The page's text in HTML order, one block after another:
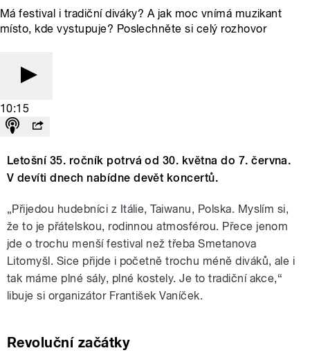
Má festival i tradiční diváky? A jak moc vnímá muzikant
místo, kde vystupuje? Poslechněte si celý rozhovor
10:15
Letošní 35. ročník potrvá od 30. května do 7. června.
V devíti dnech nabídne devět koncertů.
„Přijedou hudebníci z Itálie, Taiwanu, Polska. Myslím si,
že to je přátelskou, rodinnou atmosférou. Přece jenom
jde o trochu menší festival než třeba Smetanova
Litomyšl. Sice přijde i početně trochu méně diváků, ale i
tak máme plné sály, plné kostely. Je to tradiční akce,“
libuje si organizátor František Vaníček.
Revoluční začátky